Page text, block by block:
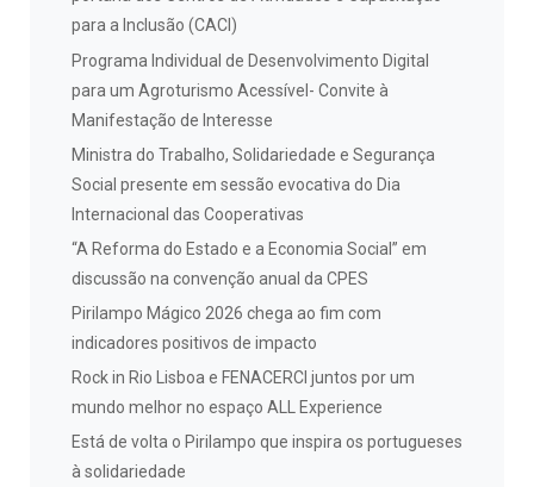
para a Inclusão (CACI)
Programa Individual de Desenvolvimento Digital
para um Agroturismo Acessível- Convite à
Manifestação de Interesse
Ministra do Trabalho, Solidariedade e Segurança
Social presente em sessão evocativa do Dia
Internacional das Cooperativas
“A Reforma do Estado e a Economia Social” em
discussão na convenção anual da CPES
Pirilampo Mágico 2026 chega ao fim com
indicadores positivos de impacto
Rock in Rio Lisboa e FENACERCI juntos por um
mundo melhor no espaço ALL Experience
Está de volta o Pirilampo que inspira os portugueses
à solidariedade